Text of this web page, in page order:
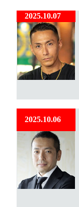
2025.10.07
2025.10.06